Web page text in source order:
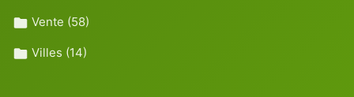
Vente (58)
Villes (14)